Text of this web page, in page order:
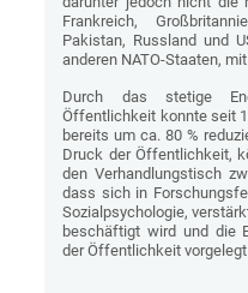
Frankreich,
Pakistan, Russland und
anderen NATO-Staaten,
Durch das stetige
Öffentlichkeit konnte seit
bereits um ca. 80 %
Druck der Öffentlichkeit,
den Verhandlungstisch
dass sich in
Sozialpsychologie,
beschäftigt wird und die
der Öffentlichkeit